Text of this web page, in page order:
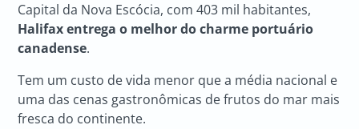
Capital da Nova Escócia, com 403 mil habitantes,
Halifax entrega o melhor do charme portuário
canadense.
Tem um custo de vida menor que a média nacional e
uma das cenas gastronômicas de frutos do mar mais
fresca do continente.